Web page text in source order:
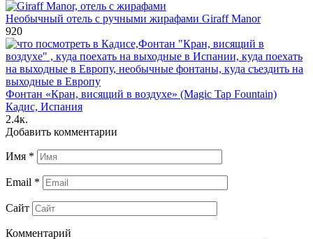
Необычный отель с ручными жирафами Giraff Manor
920
Фонтан «Кран, висящий в воздухе» (Magic Tap Fountain)
Кадис, Испания
2.4к.
Добавить комментарии
Имя *
Email *
Сайт
Комментарий